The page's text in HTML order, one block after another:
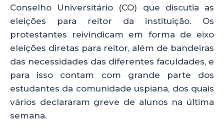
Conselho Universitário (CO) que discutia as
eleições para reitor da instituição. Os
protestantes reivindicam em forma de eixo
eleições diretas para reitor, além de bandeiras
das necessidades das diferentes faculdades, e
para isso contam com grande parte dos
estudantes da comunidade uspiana, dos quais
vários declararam greve de alunos na última
semana.